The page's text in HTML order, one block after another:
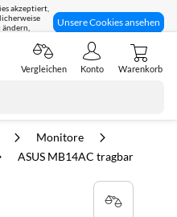
akzeptiert,
Unsere Cookies ansehen
für dich da!
Vergleichen Konto Warenkorb
Monitore
ASUS MB14AC tragbar